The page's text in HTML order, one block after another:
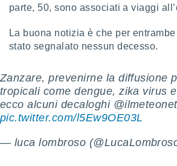
dei
" o
cookie
sito
il
parte, 50, sono associati a viaggi
La buona notizia è che per
stato segnalato nessun decesso.
Zanzare, prevenirne la diffusione
tropicali come dengue, zika virus
ecco alcuni decaloghi @ilmeteonet
pic.twitter.com/l5Ew9OE03L
— luca lombroso